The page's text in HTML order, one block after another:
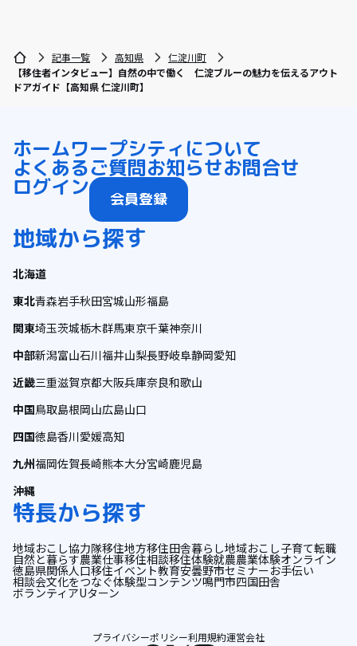
記事一覧 高知県
仁淀川町
【移住者インタビュー】自然の中で働く 仁淀ブルーの魅力を伝えるアウト
ドアガイド【高知県 仁淀川町】
ホームワープシティについて
よくあるご質問お知らせお問合せ
ログイン 会員登録
地域から探す
北海道
東北青森岩手秋田宮城山形福島
関東埼玉茨城栃木群馬東京千葉神奈川
中部新潟富山石川福井山梨長野岐阜静岡愛知
近畿三重滋賀京都大阪兵庫奈良和歌山
中国鳥取島根岡山広島山口
四国徳島香川愛媛高知
九州福岡佐賀長崎熊本大分宮崎鹿児島
沖縄
特長から探す
地域おこし協力隊移住地方移住田舎暮らし地域おこし子育て転職
自然と暮らす農業仕事移住相談移住体験就農農業体験オンライン
徳島県関係人口移住イベント教育安曇野市セミナーお手伝い
相談会文化をつなぐ体験型コンテンツ鳴門市四国田舎
ボランティアUターン
プライバシーポリシー利用規約運営会社